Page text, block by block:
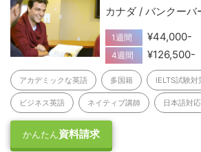
カナダ / バンクーバ
1週間 ¥44,000-
4週間 ¥126,500-
アカデミックな英語 多国籍 IELTS試験対
ビジネス英語 ネイティブ講師 日本語対
かんたん資料請求